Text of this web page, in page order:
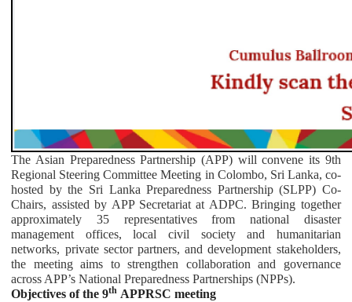
The Asian Preparedness Partnership (APP) will convene its 9th
Regional Steering Committee Meeting in Colombo, Sri Lanka, co-
hosted by the Sri Lanka Preparedness Partnership (SLPP) Co-
Chairs, assisted by APP Secretariat at ADPC. Bringing together
approximately 35 representatives from national disaster
management offices, local civil society and humanitarian
networks, private sector partners, and development stakeholders,
the meeting aims to strengthen collaboration and governance
across APP’s National Preparedness Partnerships (NPPs).
Objectives of the 9th APPRSC meeting